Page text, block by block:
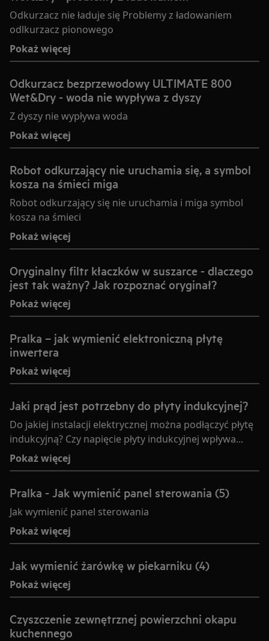
Odkurzacz nie ładuje się Problemy z ładowaniem
odlkurzacz pionowego
Pokaż więcej
Odkurzacz bezprzewodowy ULTIMATE 800
Wet&Dry - woda nie wypływa z dyszy
Z dyszy nie wypływa woda
Pokaż więcej
Robot odkurzający nie uruchamia się, a symbol
kosza na śmieci miga
Robot odkurzający się nie uruchamia i miga symbol
kosza na śmieci
Pokaż więcej
Oryginalny filtr kłaczków w suszarce - dlaczego
jest tak ważny? Jak rozpoznać oryginał?
Pokaż więcej
Pralka – jak wymienić elektroniczną płytę
inwertera
Pokaż więcej
Jaki prąd jest potrzebny do płyty indukcyjnej?
Do jakiej instalacji elektrycznej można podłączyć płytę
indukcyjną? Czy napięcie płyty indukcyjnej wpływa...
Pokaż więcej
Pralka - Jak wymienić panel sterowania (5)
Jak wymienić panel sterowania
Pokaż więcej
Jak wymienić żarówkę w piekarniku (4)
Pokaż więcej
Czyszczenie zewnętrznej powierzchni okapu
kuchennego